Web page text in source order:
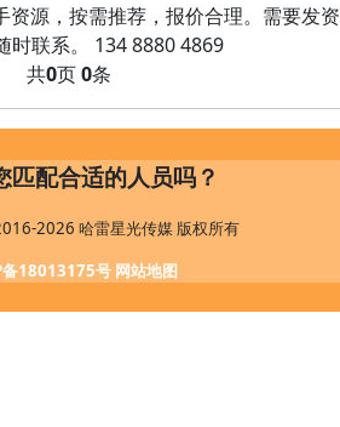
资源，按需推荐，报价合理。需要发资
时联系。 134 8880 4869
共0页0条
匹配合适的人员吗？
2026 哈雷星光传媒 版权所有
备18013175号 网站地图